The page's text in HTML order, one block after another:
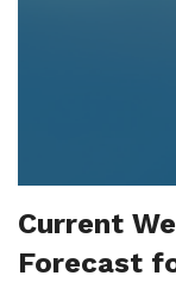
Current
Forecast